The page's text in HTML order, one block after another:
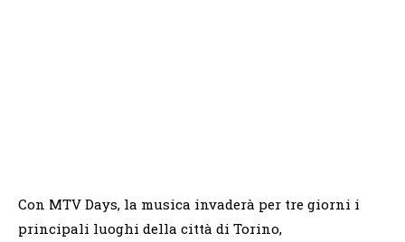
Con MTV Days, la musica invaderà per tre giorni i
principali luoghi della città di Torino,